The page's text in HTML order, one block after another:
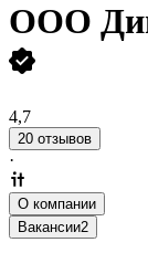
ООО
4,7
20 отзывов
·
О компании
Вакансии2